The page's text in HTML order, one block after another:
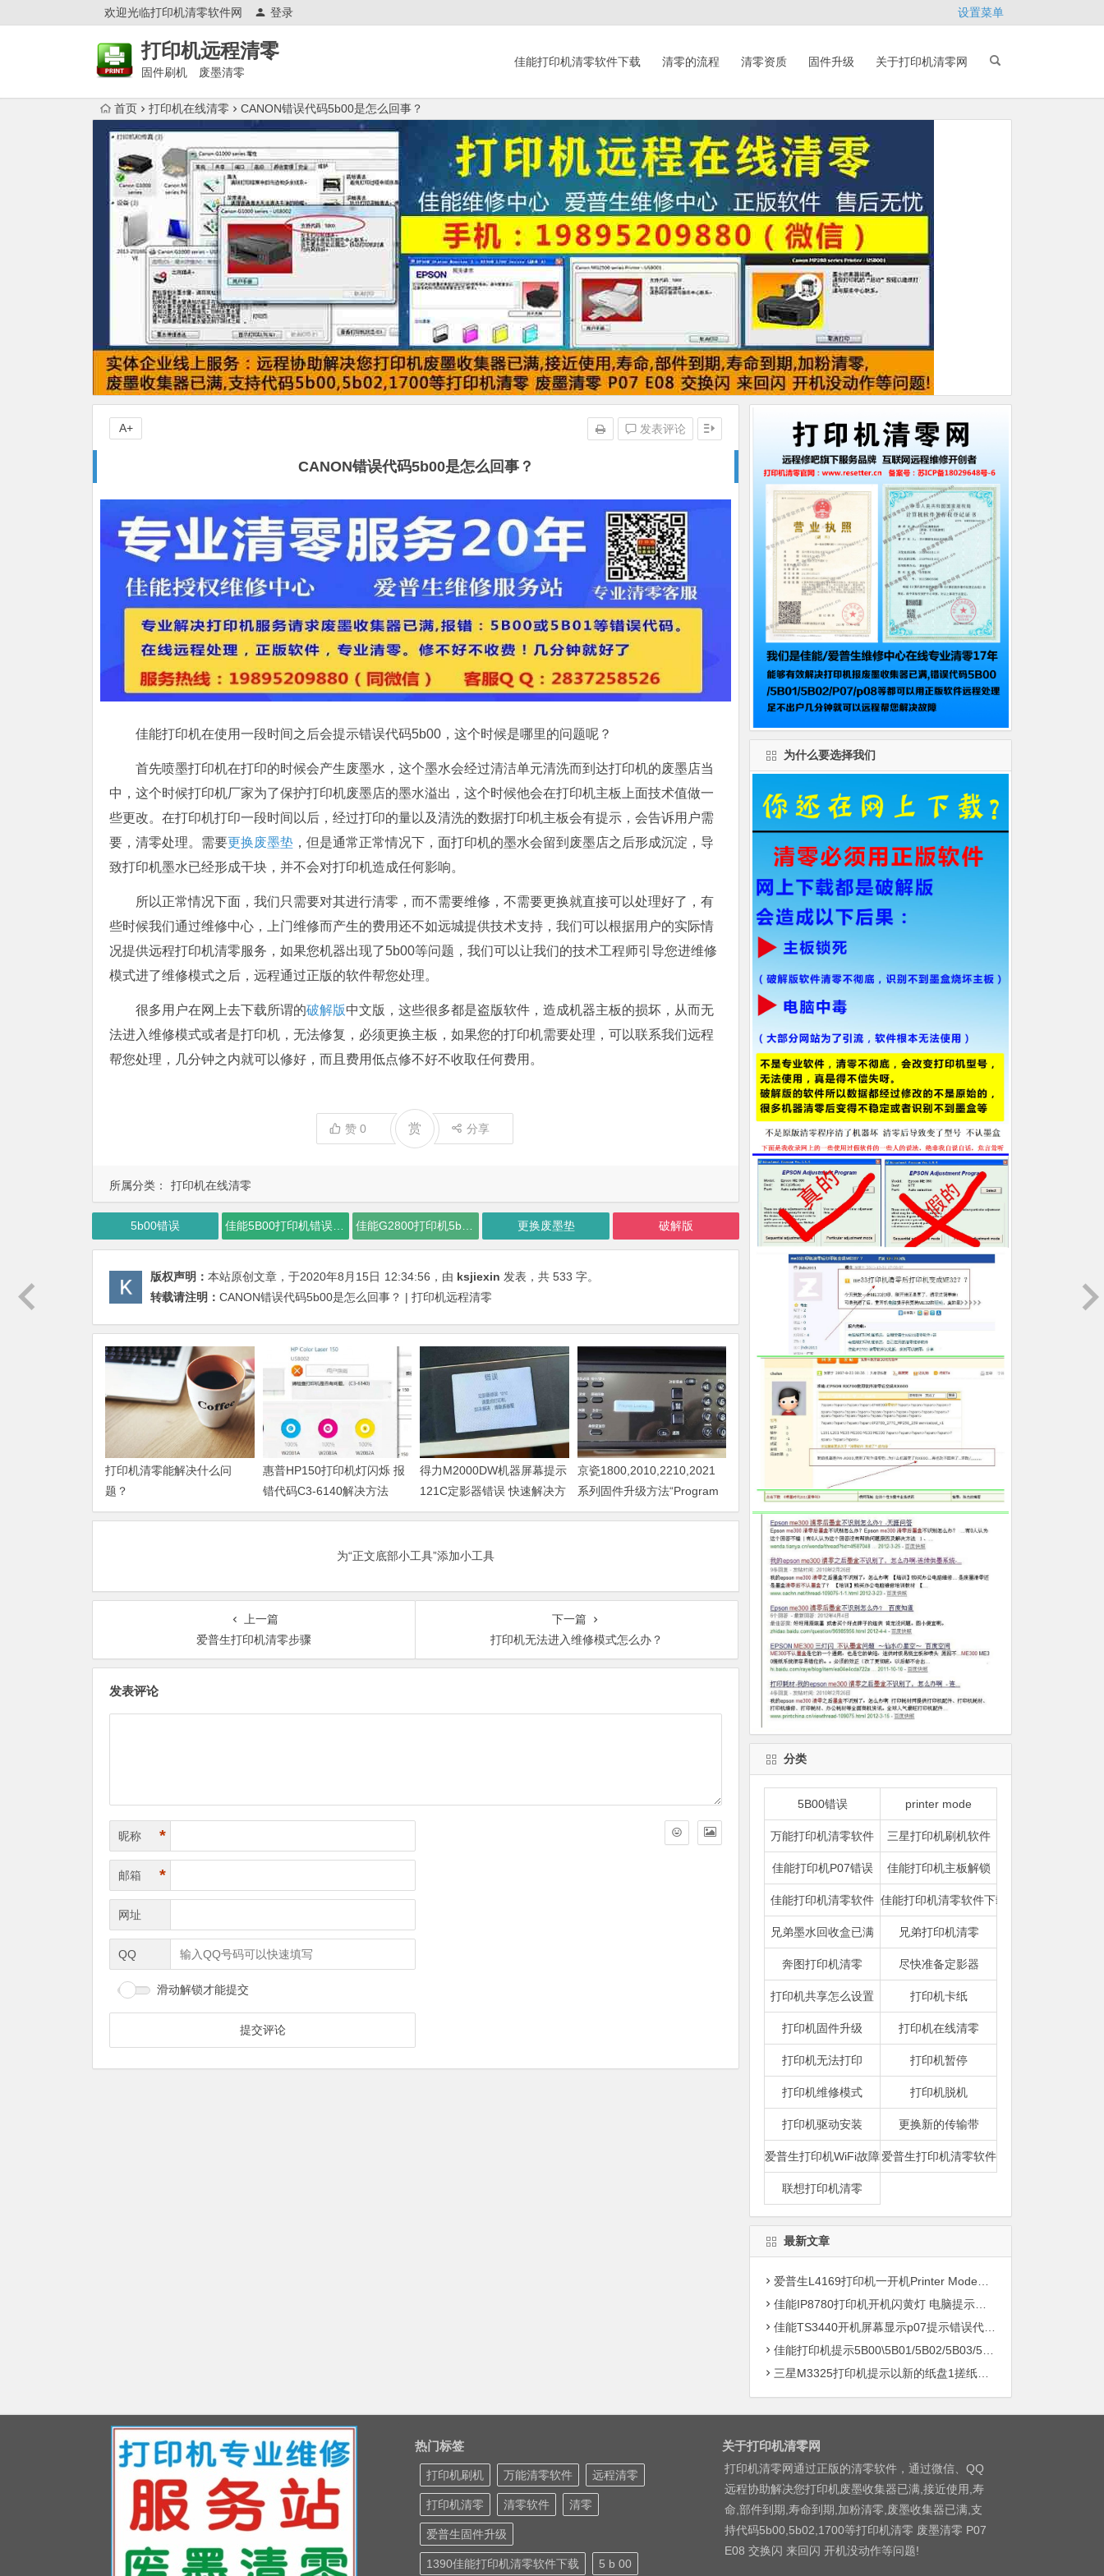
欢迎光临打印机清零软件网 登录 设置菜单
打印机远程清零
固件刷机 废墨清零
佳能打印机清零软件下载 清零的流程 清零资质 固件升级 关于打印机清零网
首页 打印机在线清零 CANON错误代码5b00是怎么回事？
CANON错误代码5b00是怎么回事？
发表评论
A+
所属分类： 打印机在线清零
佳能打印机在使用一段时间之后会提示错误代码5b00，这个时候是哪里的问题呢？
首先喷墨打印机在打印的时候会产生废墨水，这个墨水会经过清洁单元清洗而到达打印机的废墨店当
中，这个时候打印机厂家为了保护打印机废墨店的墨水溢出，这个时候他会在打印机主板上面技术值做一
些更改。在打印机打印一段时间以后，经过打印的量以及清洗的数据打印机主板会有提示，会告诉用户需
要，清零处理。需要更换废墨垫 ，但是通常正常情况下，面打印机的墨水会留到废墨店之后形成沉淀，导
致打印机墨水已经形成干块，并不会对打印机造成任何影响。
所以正常情况下面，我们只需要对其进行清零，而不需要维修，不需要更换就直接可以处理好了，有
些时候我们通过维修中心，上门维修而产生的费用还不如远城提供技术支持，我们可以根据用户的实际情
况提供远程打印机清零服务，如果您机器出现了5b00等问题，我们可以让我们的技术工程师引导您进维修
模式进了维修模式之后，远程通过正版的软件帮您处理。
很多用户在网上去下载所谓的破解版中文版，这些很多都是盗版软件，造成机器主板的损坏，从而无
法进入维修模式或者是打印机，无法修复，必须更换主板，如果您的打印机需要处理，可以联系我们远程
帮您处理，几分钟之内就可以修好，而且费用低点修不好不收取任何费用。
赞 0 赏 分享
5b00错误 佳能G2800打印机5b00清零软件 更换废墨垫 破解版
版权声明： 本站原创文章，于2020年8月15日 12:34:56 ，由 ksjiexin 发表，共 533 字。
转载请注明： CANON错误代码5b00是怎么回事？ | 打印机远程清零
打印机清零能解决什么问
题？
惠普HP150打印机灯闪烁 报
错代码C3-6140解决方法
得力M2000DW机器屏幕提示
121C定影器错误 快速解决方
法
京瓷1800,2010,2210,2021
系列固件升级方法“Program
Loading或者卡LOGO
为“正文底部小工具”添加小工具
上一篇
爱普生打印机清零步骤
下一篇
打印机无法进入维修模式怎么办？
发表评论
昵称 *
邮箱 *
网址
QQ
滑动解锁才能提交
为什么要选择我们
分类
5B00错误 printer mode
万能打印机清零软件 三星打印机刷机软件
佳能打印机P07错误 佳能打印机主板解锁
佳能打印机清零软件 佳能打印机清零软件下载
兄弟墨水回收盒已满 兄弟打印机清零
奔图打印机清零 尽快准备定影器
打印机共享怎么设置 打印机卡纸
打印机固件升级 打印机在线清零
打印机无法打印 打印机暂停
打印机维修模式 打印机脱机
打印机驱动安装 更换新的传输带
爱普生打印机WiFi故障爱普生打印机清零软件
联想打印机清零
最新文章
爱普生L4169打印机一开机Printer Mode故障主板维修
佳能IP8780打印机开机闪黄灯 电脑提示错误5B00快速解决方案清零
佳能TS3440开机屏幕显示p07提示错误代码5B00快速解决方案 清零
佳能打印机提示5B00\5B01/5B02/5B03/5B04/5B11/5B12/5B13/5B14/1700/1702/1703/1704
三星M3325打印机提示以新的纸盘1搓纸轮进行更换
热门标签
打印机刷机 万能清零软件 远程清零
打印机清零 清零软件 清零
爱普生固件升级
1390佳能打印机清零软件下载 5 b 00
关于打印机清零网
打印机清零网通过正版的清零软件，通过微信、QQ
远程协助解决您打印机废墨收集器已满,接近使用,寿
命,部件到期,寿命到期,加粉清零,废墨收集器已满,支
持代码5b00,5b02,1700等打印机清零 废墨清零 P07
E08 交换闪 来回闪 开机没动作等问题!